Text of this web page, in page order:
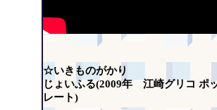
☆いきものがかり
じょいふる(2009年 江崎グリコ ポ
レート)